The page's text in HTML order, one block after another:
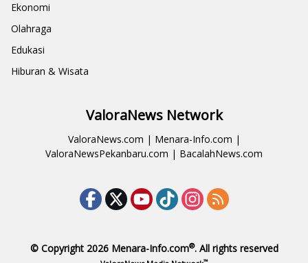
Ekonomi
Olahraga
Edukasi
Hiburan & Wisata
ValoraNews Network
ValoraNews.com | Menara-Info.com |
ValoraNewsPekanbaru.com | BacalahNews.com
© Copyright 2026 Menara-Info.com®. All rights reserved
™